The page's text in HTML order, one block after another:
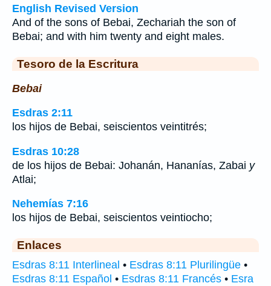
English Revised Version
And of the sons of Bebai, Zechariah the son of
Bebai; and with him twenty and eight males.
Tesoro de la Escritura
Bebai
Esdras 2:11
los hijos de Bebai, seiscientos veintitrés;
Esdras 10:28
de los hijos de Bebai: Johanán, Hananías, Zabai y
Atlai;
Nehemías 7:16
los hijos de Bebai, seiscientos veintiocho;
Enlaces
Esdras 8:11 Interlineal • Esdras 8:11 Plurilingüe •
Esdras 8:11 Español • Esdras 8:11 Francés • Esra